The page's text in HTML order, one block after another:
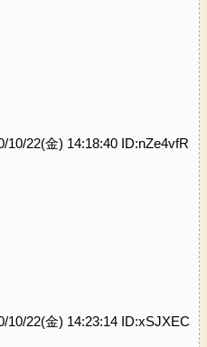
10/22(金) 14:18:40 ID:nZe4vfR
10/22(金) 14:23:14 ID:xSJXEC